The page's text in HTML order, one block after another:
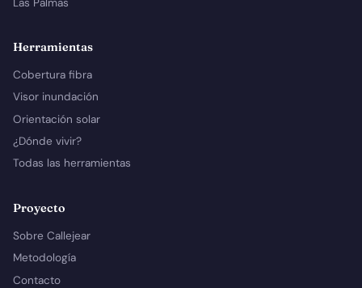
Herramientas
Cobertura fibra
Visor inundación
Orientación solar
¿Dónde vivir?
Todas las herramientas
Proyecto
Sobre Callejear
Metodología
Contacto